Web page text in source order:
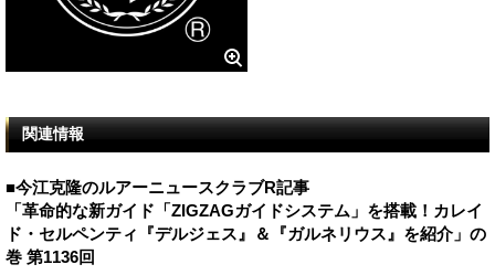
関連情報
■今江克隆のルアーニュースクラブR記事
「革命的な新ガイド「ZIGZAGガイドシステム」を搭載！カレイ
ド・セルペンティ『デルジェス』＆『ガルネリウス』を紹介」の
巻 第1136回